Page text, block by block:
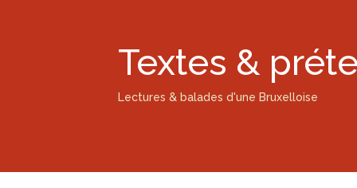
Textes &
Lectures & balades d'une Bruxelloise